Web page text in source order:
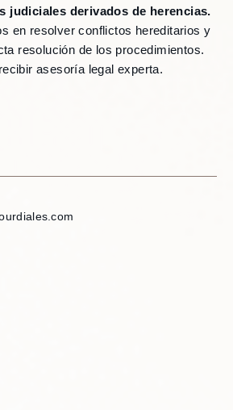
judiciales derivados de herencias.
en resolver conflictos hereditarios y
resolución de los procedimientos.
asesoría legal experta.